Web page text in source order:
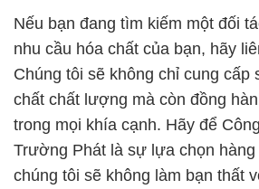
Nếu bạn đang tìm kiếm một đối
nhu cầu hóa chất của bạn, hãy
Chúng tôi sẽ không chỉ cung cấp
chất chất lượng mà còn đồng
trong mọi khía cạnh. Hãy để
Trường Phát là sự lựa chọn hàng
chúng tôi sẽ không làm bạn thất